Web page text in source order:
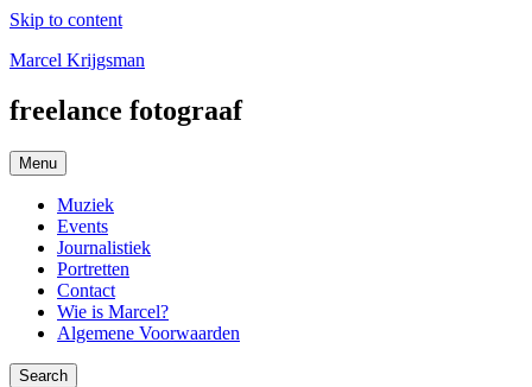
Skip to content
Marcel Krijgsman
freelance fotograaf
Menu
Muziek
Events
Journalistiek
Portretten
Contact
Wie is Marcel?
Algemene Voorwaarden
Search